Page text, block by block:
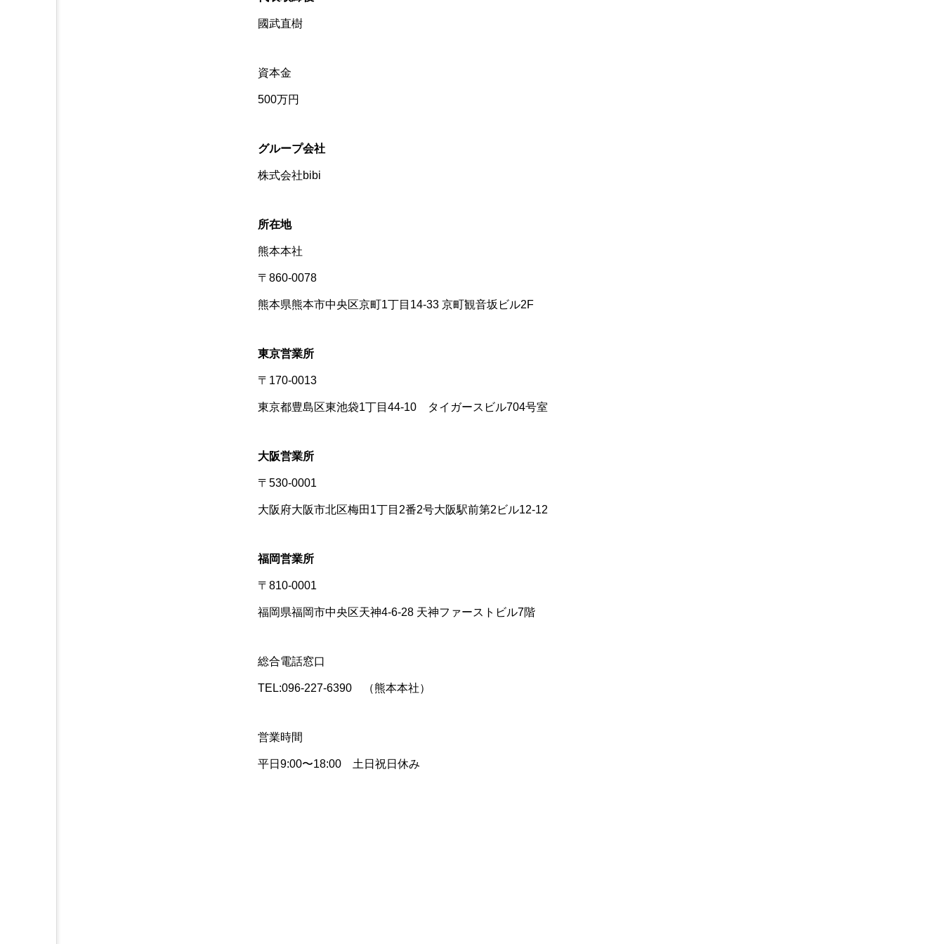
國武直樹
資本金
500万円
グループ会社
株式会社bibi
所在地
熊本本社
〒860-0078
熊本県熊本市中央区京町1丁目14-33 京町観音坂ビル2F
東京営業所
〒170-0013
東京都豊島区東池袋1丁目44-10 タイガースビル704号室
大阪営業所
〒530-0001
大阪府大阪市北区梅田1丁目2番2号大阪駅前第2ビル12-12
福岡営業所
〒810-0001
福岡県福岡市中央区天神4-6-28 天神ファーストビル7階
総合電話窓口
TEL:096-227-6390 （熊本本社）
営業時間
平日9:00〜18:00 土日祝日休み